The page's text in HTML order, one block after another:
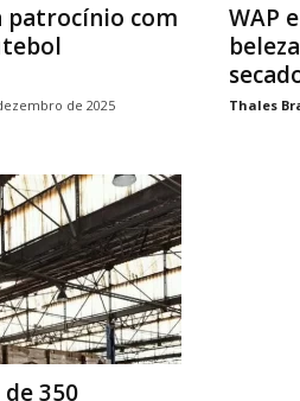
patrocínio com
de 2025
WAP
Thales
350